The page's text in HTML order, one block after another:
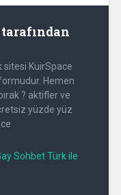
tarafından
sitesi KuirSpace
Hemen
? aktifler ve
yüzde yüz
Sohbet Türk ile